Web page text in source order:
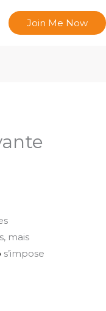
Join Me Now
mais
s’impose